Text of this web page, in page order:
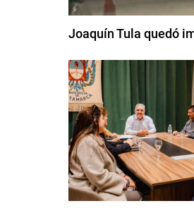
Joaquín Tula quedó